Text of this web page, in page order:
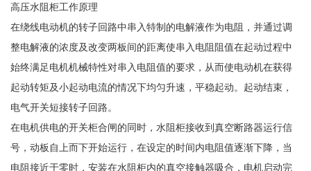
高压水阻柜工作原理
在绕线电动机的转子回路中串入特制的电解液作为电阻，并通过调
整电解液的浓度及改变两板间的距离使串入电阻阻值在起动过程中
始终满足电机机械特性对串入电阻值的要求，从而使电动机在获得
起动转矩及小起动电流的情况下均匀升速，平稳起动。起动结束，
电气开关短接转子回路。
在电机供电的开关柜合闸的同时，水阻柜接收到真空断路器运行信
号，动板自上而下开始运行，在设定的时间内电阻值逐渐下降，当
电阻接近于零时，安装在水阻柜内的真空接触器吸合，电机启动完